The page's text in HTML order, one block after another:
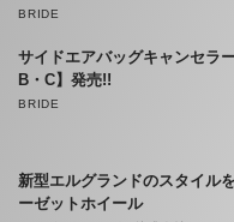
BRIDE
サイドエアバッグキャンセラ
B・C】発売!!
BRIDE
新型エルグランドのスタイル
ーゼットホイール